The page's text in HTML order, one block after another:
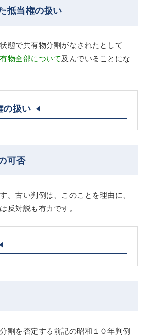
抵当権の扱い
態で共有物分割がなされたとして
物全部について及んでいることにな
の扱い
可否
。古い判例は、このことを理由に、
反対説も有力です。
割を否定する前記の昭和１０年判例